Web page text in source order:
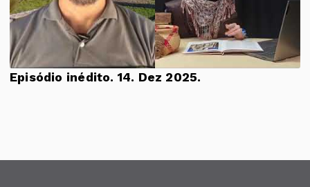
Episódio inédito. 14. Dez 2025.